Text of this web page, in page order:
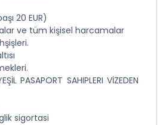
20 EUR)
ve tüm kişisel harcamalar
PASAPORT SAHIPLERI VİZEDEN
sigortasi